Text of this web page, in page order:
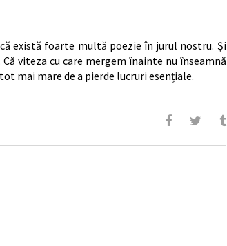
există foarte multă poezie în jurul nostru. Și
viteza cu care mergem înainte nu înseamnă
mai mare de a pierde lucruri esențiale.